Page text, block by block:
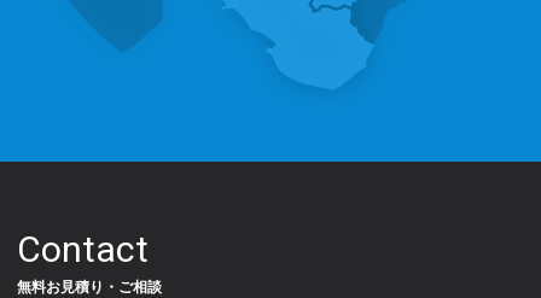
Contact
無料お見積り・ご相談